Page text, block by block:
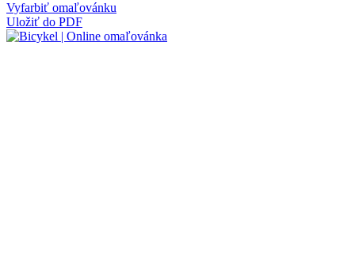
Vyfarbiť omaľovánku
Uložiť do PDF